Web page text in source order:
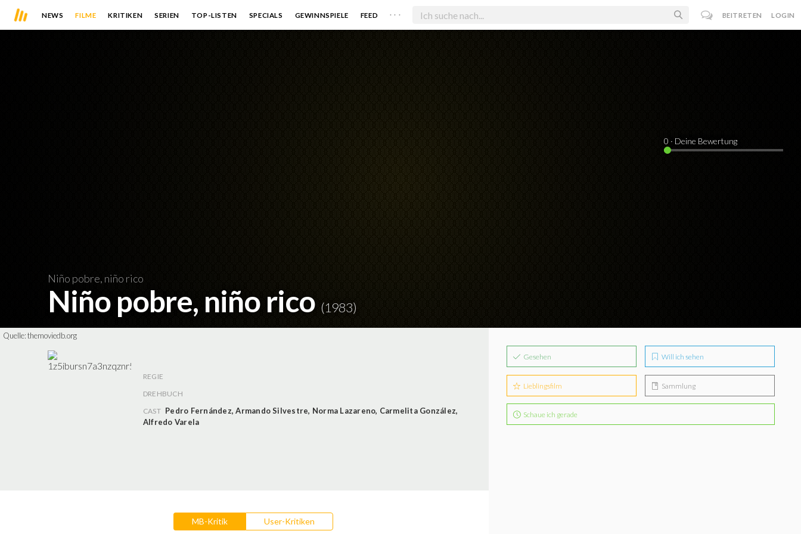
NEWS FILME KRITIKEN SERIEN TOP-LISTEN SPECIALS GEWINNSPIELE FEED . . . BEITRETEN LOGIN
Niño pobre, niño rico
Niño pobre, niño rico (1983)
0 · Deine Bewertung
Quelle:themoviedb.org
REGIE
DREHBUCH
CAST Pedro Fernández,Armando Silvestre, Norma Lazareno, Carmelita González,
Alfredo Varela
MB-Kritik User-Kritiken
Gesehen Will ich sehen
Lieblingsfilm Sammlung
Schaue ich gerade